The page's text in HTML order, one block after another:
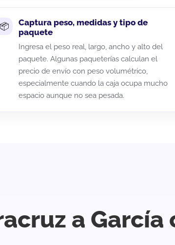
Captura peso, medidas y tipo de
paquete
Ingresa el peso real, largo, ancho y alto del
paquete. Algunas paqueterías calculan el
precio de envío con peso volumétrico,
especialmente cuando la caja ocupa mucho
espacio aunque no sea pesada.
a García